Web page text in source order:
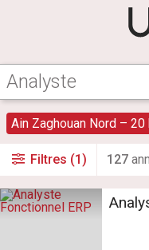
Ain Zaghouan Nord – 20
Filtres (1) 127